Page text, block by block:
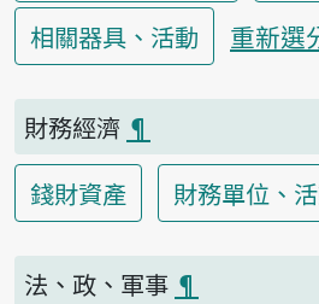
相關器具、活動
重新選
財務經濟 ¶
錢財資產
財務單位、
法、政、軍事 ¶